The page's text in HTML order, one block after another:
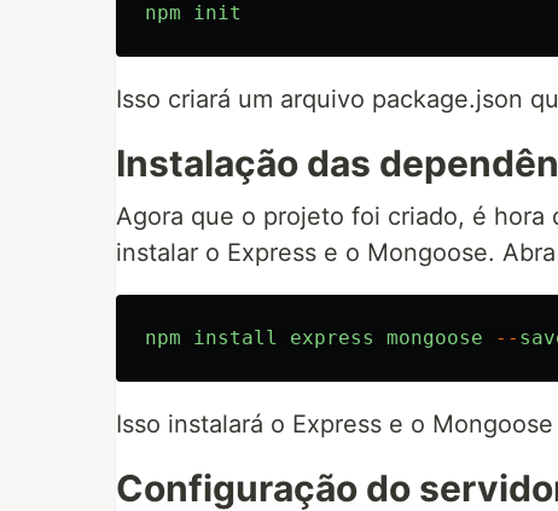
npm init
Isso criará um arquivo package.json
Instalação das
Agora que o projeto foi criado, é hora
instalar o Express e o Mongoose.
npm install express mongoose --
Isso instalará o Express e o
Configuração do